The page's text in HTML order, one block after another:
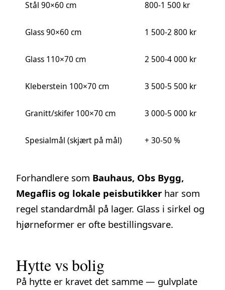
Stål 90×60 cm 800-1 500 kr
Glass 90×60 cm 1 500-2 800 kr
Glass 110×70 cm 2 500-4 000 kr
Kleberstein 100×70 cm 3 500-5 500 kr
Granitt/skifer 100×70 cm 3 000-5 000 kr
Spesialmål (skjært på mål) + 30-50 %
Forhandlere som Bauhaus, Obs Bygg,
Megaflis og lokale peisbutikker har som
regel standardmål på lager. Glass i sirkel og
hjørneformer er ofte bestillingsvare.
Hytte vs bolig
På hytte er kravet det samme — gulvplate